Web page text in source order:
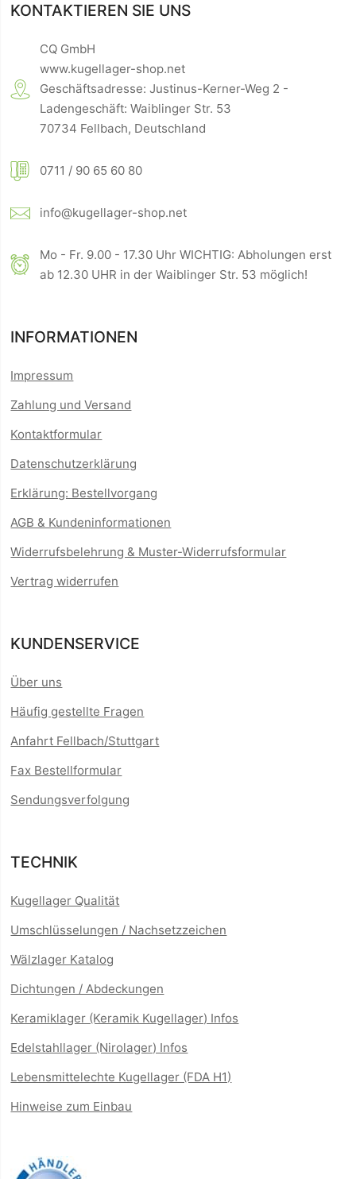
KONTAKTIEREN SIE UNS
CQ GmbH
www.kugellager-shop.net
Geschäftsadresse: Justinus-Kerner-Weg 2 -
Ladengeschäft: Waiblinger Str. 53
70734 Fellbach, Deutschland
0711 / 90 65 60 80
info@kugellager-shop.net
Mo - Fr. 9.00 - 17.30 Uhr WICHTIG: Abholungen erst
ab 12.30 UHR in der Waiblinger Str. 53 möglich!
INFORMATIONEN
Impressum
Zahlung und Versand
Kontaktformular
Datenschutzerklärung
Erklärung: Bestellvorgang
AGB & Kundeninformationen
Widerrufsbelehrung & Muster-Widerrufsformular
Vertrag widerrufen
KUNDENSERVICE
Über uns
Häufig gestellte Fragen
Anfahrt Fellbach/Stuttgart
Fax Bestellformular
Sendungsverfolgung
TECHNIK
Kugellager Qualität
Umschlüsselungen / Nachsetzzeichen
Wälzlager Katalog
Dichtungen / Abdeckungen
Keramiklager (Keramik Kugellager) Infos
Edelstahllager (Nirolager) Infos
Lebensmittelechte Kugellager (FDA H1)
Hinweise zum Einbau